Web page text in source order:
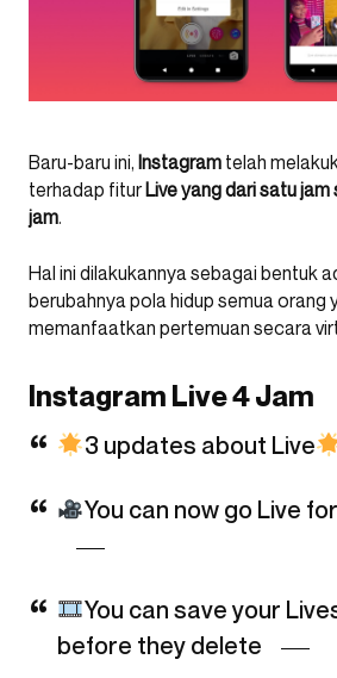
Baru-baru ini, Instagram telah
terhadap fitur Live yang dari satu
jam.
Hal ini dilakukannya sebagai bentuk
berubahnya pola hidup semua orang
memanfaatkan pertemuan secara
Instagram Live 4 Jam
3 updates about Live
You can now go Live
You can save your
before they delete